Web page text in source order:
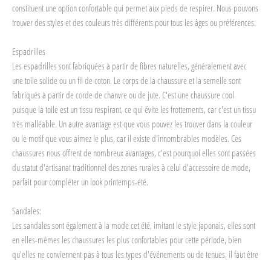
constituent une option confortable qui permet aux pieds de respirer. Nous pouvons
trouver des styles et des couleurs très différents pour tous les âges ou préférences.
Espadrilles
Les espadrilles sont fabriquées à partir de fibres naturelles, généralement avec
une toile solide ou un fil de coton. Le corps de la chaussure et la semelle sont
fabriqués à partir de corde de chanvre ou de jute. C'est une chaussure cool
puisque la toile est un tissu respirant, ce qui évite les frottements, car c'est un tissu
très malléable. Un autre avantage est que vous pouvez les trouver dans la couleur
ou le motif que vous aimez le plus, car il existe d'innombrables modèles. Ces
chaussures nous offrent de nombreux avantages, c'est pourquoi elles sont passées
du statut d'artisanat traditionnel des zones rurales à celui d'accessoire de mode,
parfait pour compléter un look printemps-été.
Sandales:
Les sandales sont également à la mode cet été, imitant le style japonais, elles sont
en elles-mêmes les chaussures les plus confortables pour cette période, bien
qu'elles ne conviennent pas à tous les types d'événements ou de tenues, il faut être